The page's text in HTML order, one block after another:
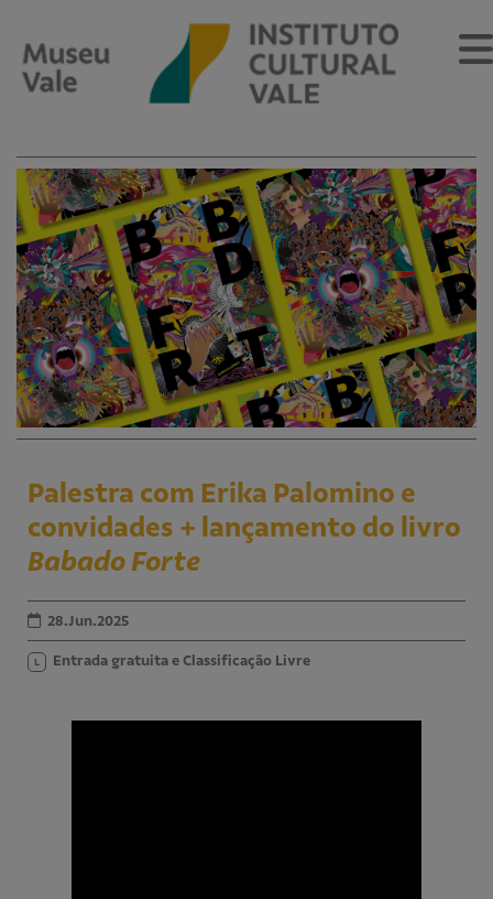
Sobre
O Museu
Museu Vale Extramuros
Sobre o Instituto Cultural Vale
Estrutura Organizacional
Centro de Memória
Programação
Educativo
Programa Aprendiz
Workshops
Publicações
Palestra com Erika Palomino e
convidades + lançamento do livro
Babado Forte
28.Jun.2025
L Entrada gratuita e Classificação Livre